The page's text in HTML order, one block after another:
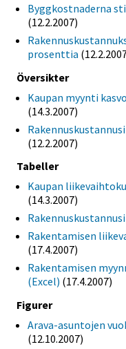
Byggkostnaderna
(12.2.2007)
prosenttia
Översikter
Kaupan myynti
(14.3.2007)
(12.2.2007)
Tabeller
Kaupan
(14.3.2007)
Rakentamisen
(17.4.2007)
Rakentamisen
(Excel) (17.4.2007)
Figurer
Arava-asuntojen
(12.10.2007)